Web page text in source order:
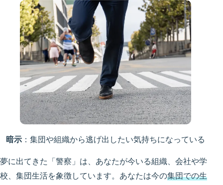
暗示 ：集団や組織から逃げ出したい気持ちになっている
夢に出てきた「警察」は、あなたが今いる組織、会社や学
校、集団生活を象徴しています。あなたは今の集団での生